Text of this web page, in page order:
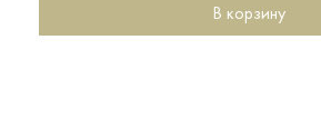
В корзину